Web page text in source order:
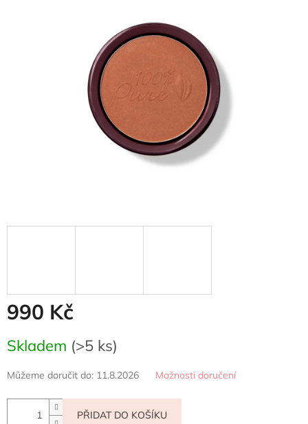
990 Kč
cena:
Skladem (>5 ks)
Můžeme doručit do: 11.8.2026 Možnosti doručení
PŘIDAT DO KOŠÍKU